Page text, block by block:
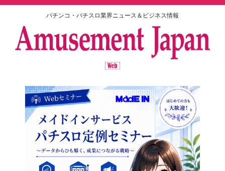
パチンコ・パチスロ業界ニュース＆ビジネス情報